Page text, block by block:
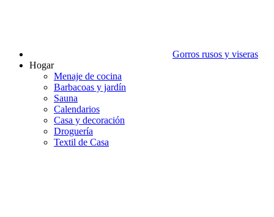
Gorros rusos y viseras
Hogar
Menaje de cocina
Barbacoas y jardín
Sauna
Calendarios
Casa y decoración
Droguería
Textil de Casa